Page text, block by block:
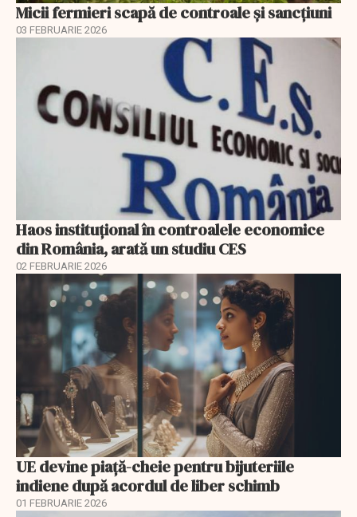
Micii fermieri scapă de controale și sancțiuni
03 FEBRUARIE 2026
Haos instituțional în controalele economice
din România, arată un studiu CES
02 FEBRUARIE 2026
UE devine piață-cheie pentru bijuteriile
indiene după acordul de liber schimb
01 FEBRUARIE 2026